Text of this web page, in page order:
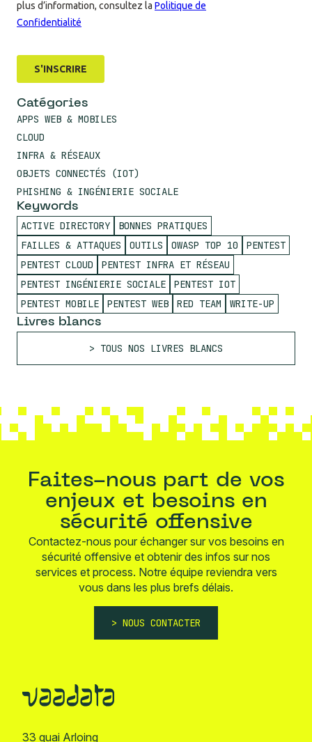
Catégories
APPS WEB & MOBILES
CLOUD
INFRA & RÉSEAUX
OBJETS CONNECTÉS (IOT)
PHISHING & INGÉNIERIE SOCIALE
Keywords
ACTIVE DIRECTORY
BONNES PRATIQUES
FAILLES & ATTAQUES
OUTILS OWASP TOP 10
PENTEST
PENTEST CLOUD
PENTEST INFRA ET RÉSEAU
PENTEST INGÉNIERIE SOCIALE
PENTEST IOT
PENTEST MOBILE
PENTEST WEB RED TEAM WRITE-UP
Livres blancs
TOUS NOS LIVRES BLANCS
Faites-nous part de vos
enjeux et besoins en
sécurité offensive
Contactez-nous pour échanger sur vos besoins en
sécurité offensive et obtenir des infos sur nos
services et process. Notre équipe reviendra vers
vous dans les plus brefs délais.
NOUS CONTACTER
33 quai Arloing